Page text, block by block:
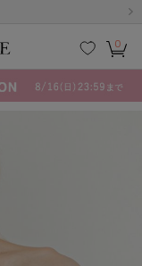
お気
に入
カー
ト
0